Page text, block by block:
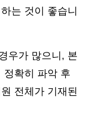
는 것이 좋습니
우가 많으니, 본
정확히 파악 후
전체가 기재된